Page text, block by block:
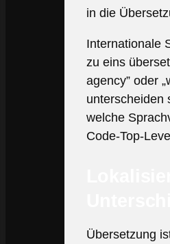
in die
Internationale
zu eins
agency” oder
unterscheiden
welche
Code-Top-
Übersetzung